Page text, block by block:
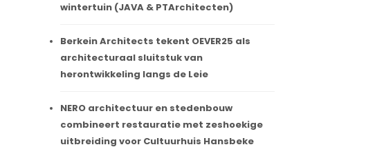
wintertuin (JAVA & PTArchitecten)
Berkein Architects tekent OEVER25 als
architecturaal sluitstuk van
herontwikkeling langs de Leie
NERO architectuur en stedenbouw
combineert restauratie met zeshoekige
uitbreiding voor Cultuurhuis Hansbeke